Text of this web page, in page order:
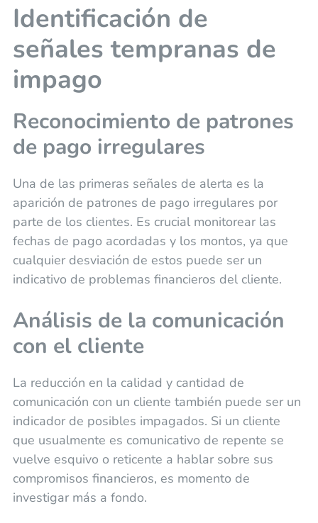
Identificación de
señales tempranas de
impago
Reconocimiento de patrones
de pago irregulares
Una de las primeras señales de alerta es la
aparición de patrones de pago irregulares por
parte de los clientes. Es crucial monitorear las
fechas de pago acordadas y los montos, ya que
cualquier desviación de estos puede ser un
indicativo de problemas financieros del cliente.
Análisis de la comunicación
con el cliente
La reducción en la calidad y cantidad de
comunicación con un cliente también puede ser un
indicador de posibles impagados. Si un cliente
que usualmente es comunicativo de repente se
vuelve esquivo o reticente a hablar sobre sus
compromisos financieros, es momento de
investigar más a fondo.